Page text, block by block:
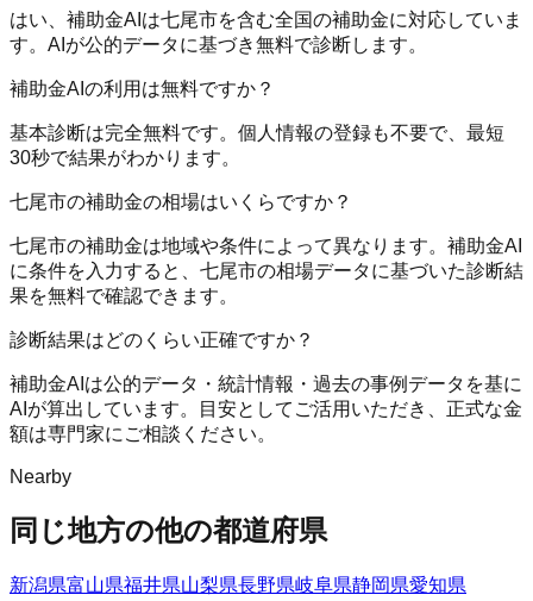
はい、補助金AIは七尾市を含む全国の補助金に対応していま
す。AIが公的データに基づき無料で診断します。
補助金AIの利用は無料ですか？
基本診断は完全無料です。個人情報の登録も不要で、最短
30秒で結果がわかります。
七尾市の補助金の相場はいくらですか？
七尾市の補助金は地域や条件によって異なります。補助金AI
に条件を入力すると、七尾市の相場データに基づいた診断結
果を無料で確認できます。
診断結果はどのくらい正確ですか？
補助金AIは公的データ・統計情報・過去の事例データを基に
AIが算出しています。目安としてご活用いただき、正式な金
額は専門家にご相談ください。
Nearby
同じ地方の他の都道府県
新潟県富山県福井県山梨県長野県岐阜県静岡県愛知県